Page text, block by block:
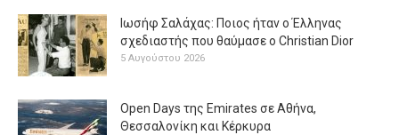
Ιωσήφ Σαλάχας: Ποιος ήταν ο Έλληνας
σχεδιαστής που θαύμασε ο Christian Dior
5 Αυγούστου 2026
Open Days της Emirates σε Αθήνα,
Θεσσαλονίκη και Κέρκυρα